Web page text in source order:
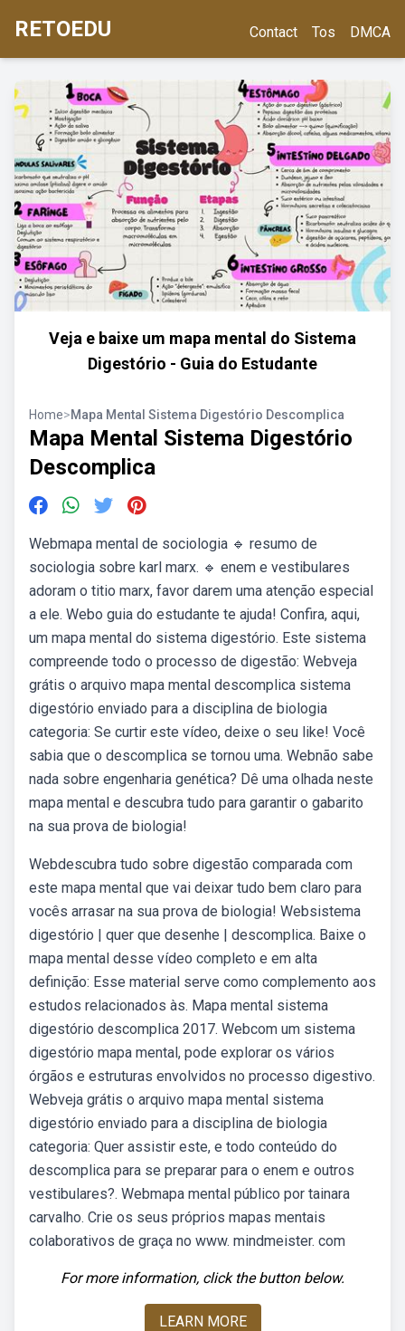
RETOEDU Contact Tos DMCA
Veja e baixe um mapa mental do Sistema
Digestório - Guia do Estudante
Home>Mapa Mental Sistema Digestório Descomplica
Mapa Mental Sistema Digestório
Descomplica
Webmapa mental de sociologia 🔹 resumo de
sociologia sobre karl marx. 🔹 enem e vestibulares
adoram o titio marx, favor darem uma atenção especial
a ele. Webo guia do estudante te ajuda! Confira, aqui,
um mapa mental do sistema digestório. Este sistema
compreende todo o processo de digestão: Webveja
grátis o arquivo mapa mental descomplica sistema
digestório enviado para a disciplina de biologia
categoria: Se curtir este vídeo, deixe o seu like! Você
sabia que o descomplica se tornou uma. Webnão sabe
nada sobre engenharia genética? Dê uma olhada neste
mapa mental e descubra tudo para garantir o gabarito
na sua prova de biologia!
Webdescubra tudo sobre digestão comparada com
este mapa mental que vai deixar tudo bem claro para
vocês arrasar na sua prova de biologia! Websistema
digestório | quer que desenhe | descomplica. Baixe o
mapa mental desse vídeo completo e em alta
definição: Esse material serve como complemento aos
estudos relacionados às. Mapa mental sistema
digestório descomplica 2017. Webcom um sistema
digestório mapa mental, pode explorar os vários
órgãos e estruturas envolvidos no processo digestivo.
Webveja grátis o arquivo mapa mental sistema
digestório enviado para a disciplina de biologia
categoria: Quer assistir este, e todo conteúdo do
descomplica para se preparar para o enem e outros
vestibulares?. Webmapa mental público por tainara
carvalho. Crie os seus próprios mapas mentais
colaborativos de graça no www. mindmeister. com
For more information, click the button below.
LEARN MORE